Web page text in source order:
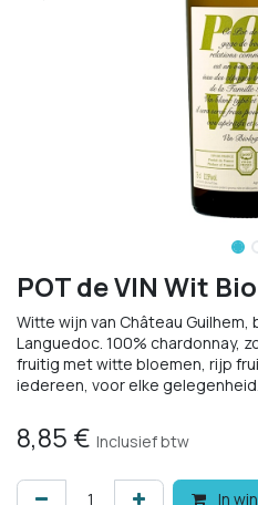
POT de VIN Wit
Witte wijn van Château
Languedoc. 100% chardonnay,
fruitig met witte bloemen, rijp
iedereen, voor elke gelegenheid.
8,85 € Inclusief btw
In